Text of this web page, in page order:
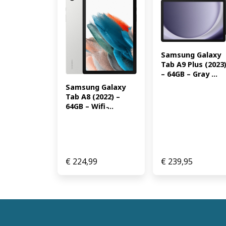
Samsung Galaxy
Tab A8 (2022) –
64GB – Wifi ̵...
€ 224,99
Samsung Galaxy
Tab A9 Plus (2023)
– 64GB – Gray ...
€239,95